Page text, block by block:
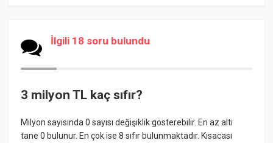
İlgili 18 soru bulundu
3 milyon TL kaç sıfır?
Milyon sayısında 0 sayısı değişiklik gösterebilir. En az altı
tane 0 bulunur. En çok ise 8 sıfır bulunmaktadır. Kısacası